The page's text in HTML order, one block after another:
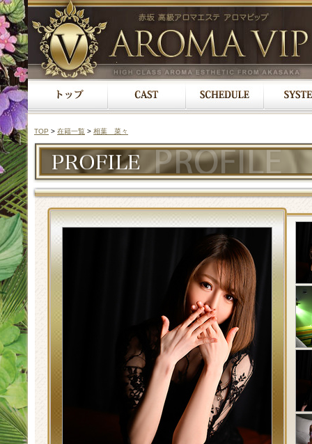
TOP > 在籍一覧 > 相葉 菜々